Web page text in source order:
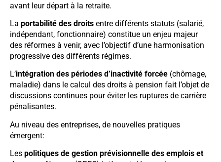
avant leur départ à la retraite.
La portabilité des droits entre différents statuts (salarié,
indépendant, fonctionnaire) constitue un enjeu majeur
des réformes à venir, avec l’objectif d’une harmonisation
progressive des différents régimes.
L’intégration des périodes d’inactivité forcée (chômage,
maladie) dans le calcul des droits à pension fait l’objet de
discussions continues pour éviter les ruptures de carrière
pénalisantes.
Au niveau des entreprises, de nouvelles pratiques
émergent:
Les politiques de gestion prévisionnelle des emplois et